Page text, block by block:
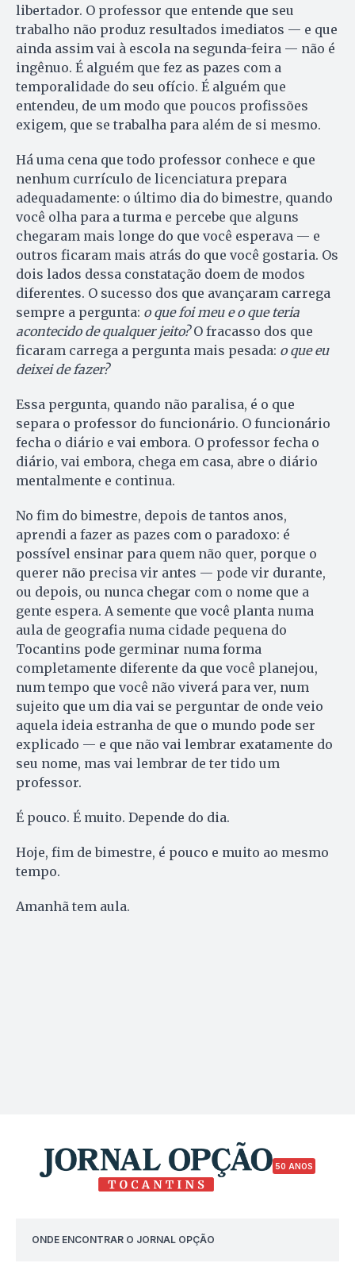
libertador. O professor que entende que seu
trabalho não produz resultados imediatos — e que
ainda assim vai à escola na segunda-feira — não é
ingênuo. É alguém que fez as pazes com a
temporalidade do seu ofício. É alguém que
entendeu, de um modo que poucos profissões
exigem, que se trabalha para além de si mesmo.
Há uma cena que todo professor conhece e que
nenhum currículo de licenciatura prepara
adequadamente: o último dia do bimestre, quando
você olha para a turma e percebe que alguns
chegaram mais longe do que você esperava — e
outros ficaram mais atrás do que você gostaria. Os
dois lados dessa constatação doem de modos
diferentes. O sucesso dos que avançaram carrega
sempre a pergunta: o que foi meu e o que teria
acontecido de qualquer jeito?O fracasso dos que
ficaram carrega a pergunta mais pesada: o que eu
deixei de fazer?
Essa pergunta, quando não paralisa, é o que
separa o professor do funcionário. O funcionário
fecha o diário e vai embora. O professor fecha o
diário, vai embora, chega em casa, abre o diário
mentalmente e continua.
No fim do bimestre, depois de tantos anos,
aprendi a fazer as pazes com o paradoxo: é
possível ensinar para quem não quer, porque o
querer não precisa vir antes — pode vir durante,
ou depois, ou nunca chegar com o nome que a
gente espera. A semente que você planta numa
aula de geografia numa cidade pequena do
Tocantins pode germinar numa forma
completamente diferente da que você planejou,
num tempo que você não viverá para ver, num
sujeito que um dia vai se perguntar de onde veio
aquela ideia estranha de que o mundo pode ser
explicado — e que não vai lembrar exatamente do
seu nome, mas vai lembrar de ter tido um
professor.
É pouco. É muito. Depende do dia.
Hoje, fim de bimestre, é pouco e muito ao mesmo
tempo.
Amanhã tem aula.
50 ANOS
ONDE ENCONTRAR O JORNAL OPÇÃO